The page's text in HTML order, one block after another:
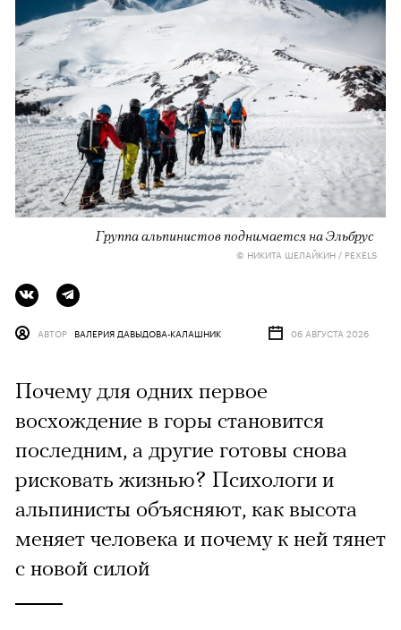
Группа альпинистов поднимается на Эльбрус
© НИКИТА ШЕЛАЙКИН / PEXELS
АВТОР ВАЛЕРИЯ ДАВЫДОВА-КАЛАШНИК 06 АВГУСТА 2026
Почему для одних первое
восхождение в горы становится
последним, а другие готовы снова
рисковать жизнью? Психологи и
альпинисты объясняют, как высота
меняет человека и почему к ней тянет
с новой силой